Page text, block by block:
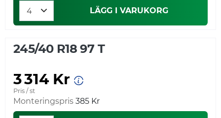
LÄGG I VARUKORG
245/40 R18 97 T
3 314 Kr
Pris / st
Monteringspris 385 Kr